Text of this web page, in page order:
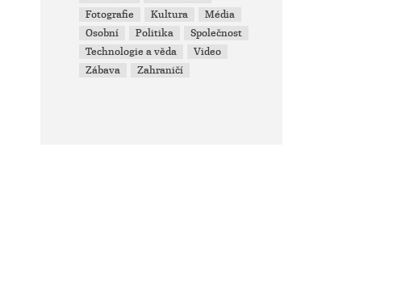
Fotografie
Kultura
Média
Osobní
Politika
Společnost
Technologie a věda
Video
Zábava
Zahraničí